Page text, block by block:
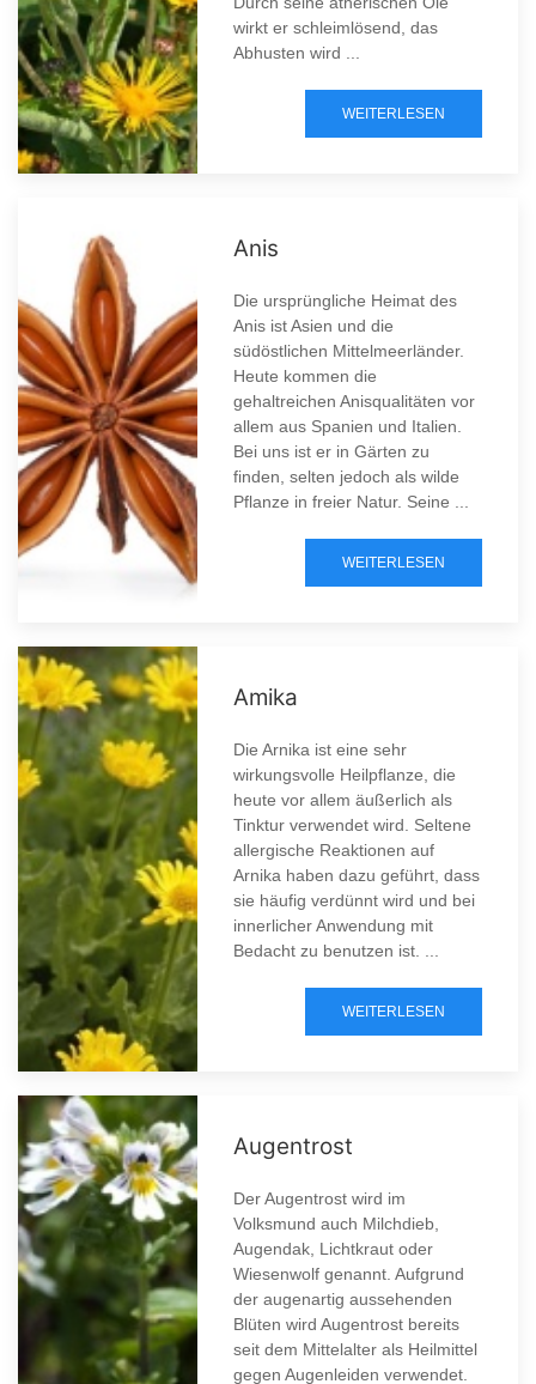
wirkt er schleimlösend, das
Abhusten wird ...
WEITERLESEN
Anis
Die ursprüngliche Heimat des
Anis ist Asien und die
südöstlichen Mittelmeerländer.
Heute kommen die
gehaltreichen Anisqualitäten vor
allem aus Spanien und Italien.
Bei uns ist er in Gärten zu
finden, selten jedoch als wilde
Pflanze in freier Natur. Seine ...
WEITERLESEN
Amika
Die Arnika ist eine sehr
wirkungsvolle Heilpflanze, die
heute vor allem äußerlich als
Tinktur verwendet wird. Seltene
allergische Reaktionen auf
Arnika haben dazu geführt, dass
sie häufig verdünnt wird und bei
innerlicher Anwendung mit
Bedacht zu benutzen ist. ...
WEITERLESEN
Augentrost
Der Augentrost wird im
Volksmund auch Milchdieb,
Augendak, Lichtkraut oder
Wiesenwolf genannt. Aufgrund
der augenartig aussehenden
Blüten wird Augentrost bereits
seit dem Mittelalter als Heilmittel
gegen Augenleiden verwendet.